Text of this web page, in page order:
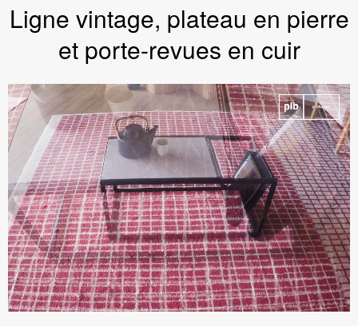
Ligne vintage, plateau en pierre
et porte-revues en cuir